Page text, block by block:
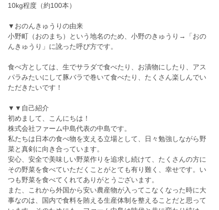
10kg程度（約100本）
▼おのんきゅうりの由来
小野町（おのまち）という地名のため、小野のきゅうり→「おの
んきゅうり」に訛った呼び方です。
食べ方としては、生でサラダで食べたり、お漬物にしたり、アス
パラみたいにして豚バラで巻いて食べたり、たくさん楽しんでい
ただきたいです！
▼▼自己紹介
初めまして、こんにちは！
株式会社ファーム中島代表の中島です。
私たちは日本の食べ物を支える立場として、日々勉強しながら野
菜と真剣に向き合っています。
安心、安全で美味しい野菜作りを追求し続けて、たくさんの方に
その野菜を食べていただくことがとても有り難く、幸せです。い
つも野菜を食べてくれてありがとうございます。
また、これから外国から安い農産物が入ってこなくなった時に大
事なのは、国内で食料を賄える生産体制を整えることだと思って